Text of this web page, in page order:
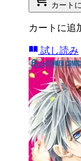
カート
カートに追
試し読み